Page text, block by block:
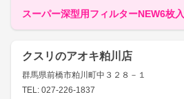
スーパー深型用フィルターNEW6枚入
クスリのアオキ粕川店
群馬県前橋市粕川町中３２８－１
TEL: 027-226-1837